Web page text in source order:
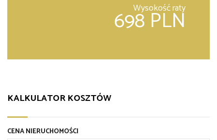
Wysokość raty
698 PLN
KALKULATOR KOSZTÓW
CENA NIERUCHOMOŚCI